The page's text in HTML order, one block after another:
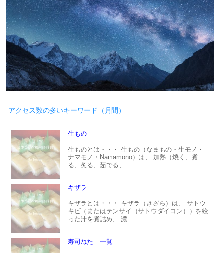
アクセス数の多いキーワード（月間）
生もの
生ものとは・・・ 生もの（なまもの・生モノ・
ナマモノ・Namamono）は、 加熱（焼く、煮
る、炙る、茹でる、...
キザラ
キザラとは・・・ キザラ（きざら）は、 サトウ
キビ（またはテンサイ（サトウダイコン））を絞
った汁を煮詰め、 濃...
寿司ねた 一覧